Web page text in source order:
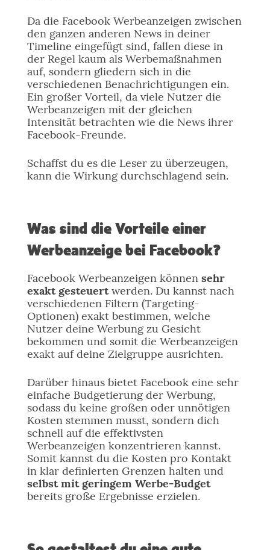
Da die Facebook Werbeanzeigen zwischen
den ganzen anderen News in deiner
Timeline eingefügt sind, fallen diese in
der Regel kaum als Werbemaßnahmen
auf, sondern gliedern sich in die
verschiedenen Benachrichtigungen ein.
Ein großer Vorteil, da viele Nutzer die
Werbeanzeigen mit der gleichen
Intensität betrachten wie die News ihrer
Facebook-Freunde.
Schaffst du es die Leser zu überzeugen,
kann die Wirkung durchschlagend sein.
Was sind die Vorteile einer
Werbeanzeige bei Facebook?
Facebook Werbeanzeigen können sehr
exakt gesteuertwerden. Du kannst nach
verschiedenen Filtern (Targeting-
Optionen) exakt bestimmen, welche
Nutzer deine Werbung zu Gesicht
bekommen und somit die Werbeanzeigen
exakt auf deine Zielgruppe ausrichten.
Darüber hinaus bietet Facebook eine sehr
einfache Budgetierung der Werbung,
sodass du keine großen oder unnötigen
Kosten stemmen musst, sondern dich
schnell auf die effektivsten
Werbeanzeigen konzentrieren kannst.
Somit kannst du die Kosten pro Kontakt
in klar definierten Grenzen halten und
selbst mit geringem Werbe-Budget
bereits große Ergebnisse erzielen.